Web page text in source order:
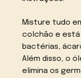
Misture tudo
colchão e está
bactérias,
Além disso, o
elimina os